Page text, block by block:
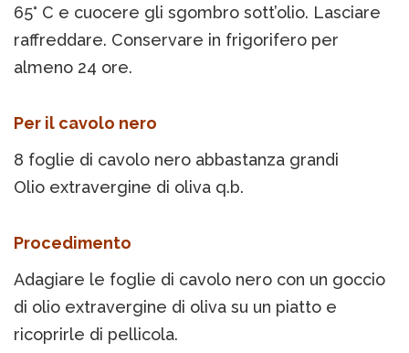
65° C e cuocere gli sgombro sott’olio. Lasciare
raffreddare. Conservare in frigorifero per
almeno 24 ore.
Per il cavolo nero
8 foglie di cavolo nero abbastanza grandi
Olio extravergine di oliva q.b.
Procedimento
Adagiare le foglie di cavolo nero con un goccio
di olio extravergine di oliva su un piatto e
ricoprirle di pellicola.